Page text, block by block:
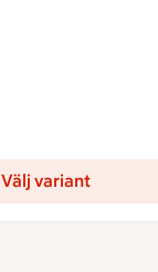
Välj variant